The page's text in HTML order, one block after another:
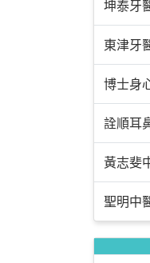
坤泰牙
東津牙
博士身
詮順耳
黃志斐
聖明中